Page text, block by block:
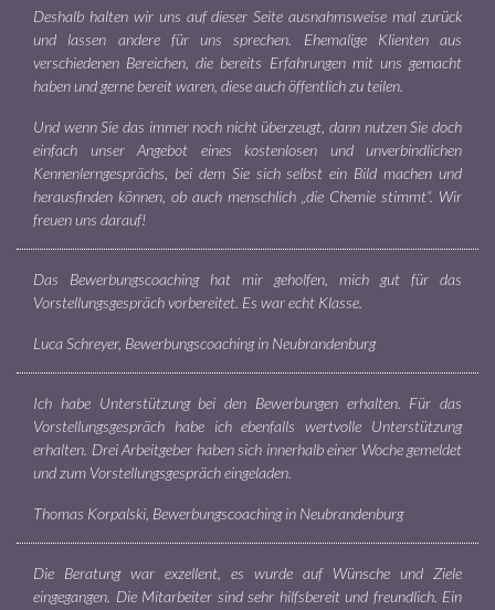
Deshalb halten wir uns auf dieser Seite ausnahmsweise mal zurück
und lassen andere für uns sprechen. Ehemalige Klienten aus
verschiedenen Bereichen, die bereits Erfahrungen mit uns gemacht
haben und gerne bereit waren, diese auch öffentlich zu teilen.
Und wenn Sie das immer noch nicht überzeugt, dann nutzen Sie doch
einfach unser Angebot eines kostenlosen und unverbindlichen
Kennenlerngesprächs, bei dem Sie sich selbst ein Bild machen und
herausfinden können, ob auch menschlich „die Chemie stimmt“. Wir
freuen uns darauf!
Das Bewerbungscoaching hat mir geholfen, mich gut für das
Vorstellungsgespräch vorbereitet. Es war echt Klasse.
Luca Schreyer, Bewerbungscoaching in Neubrandenburg
Ich habe Unterstützung bei den Bewerbungen erhalten. Für das
Vorstellungsgespräch habe ich ebenfalls wertvolle Unterstützung
erhalten. Drei Arbeitgeber haben sich innerhalb einer Woche gemeldet
und zum Vorstellungsgespräch eingeladen.
Thomas Korpalski, Bewerbungscoaching in Neubrandenburg
Die Beratung war exzellent, es wurde auf Wünsche und Ziele
eingegangen. Die Mitarbeiter sind sehr hilfsbereit und freundlich. Ein